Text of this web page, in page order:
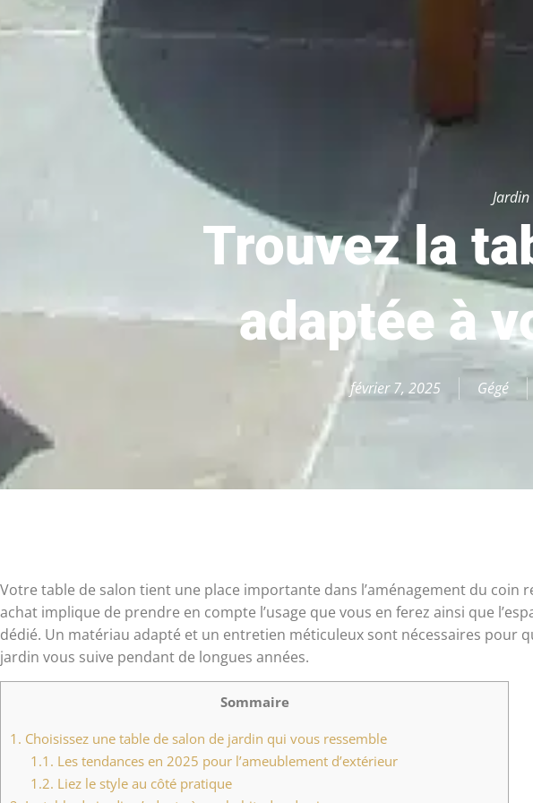
Jardin
Trouvez la
adaptée à
février 7, 2025 Gégé
Votre table de salon tient une place importante dans l’aménagement du coin
achat implique de prendre en compte l’usage que vous en ferez ainsi que
dédié. Un matériau adapté et un entretien méticuleux sont nécessaires pour
jardin vous suive pendant de longues années.
Sommaire
1. Choisissez une table de salon de jardin qui vous ressemble
1.1. Les tendances en 2025 pour l’ameublement d’extérieur
1.2. Liez le style au côté pratique